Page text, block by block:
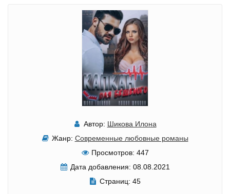
Автор: Шикова Илона
Жанр: Современные любовные романы
Просмотров: 447
Дата добавления: 08.08.2021
Страниц: 45